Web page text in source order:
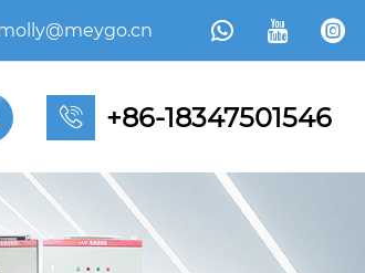
  
 +86-18347501546